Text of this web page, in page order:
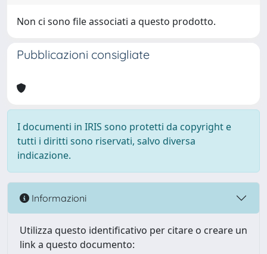
Non ci sono file associati a questo prodotto.
Pubblicazioni consigliate
I documenti in IRIS sono protetti da copyright e
tutti i diritti sono riservati, salvo diversa
indicazione.
Informazioni
Utilizza questo identificativo per citare o creare un
link a questo documento: